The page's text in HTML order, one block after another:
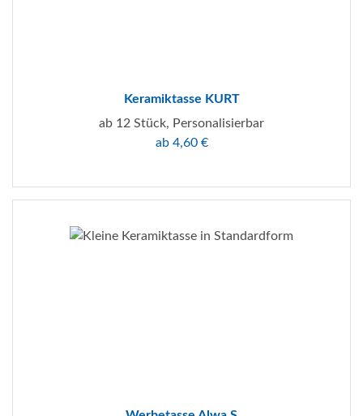
Keramiktasse KURT
ab 12 Stück, Personalisierbar
ab 4,60 €